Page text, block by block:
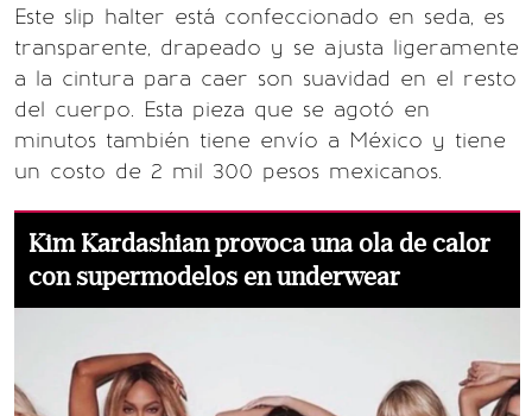
Este slip halter está confeccionado en seda, es
transparente, drapeado y se ajusta ligeramente
a la cintura para caer son suavidad en el resto
del cuerpo. Esta pieza que se agotó en
minutos también tiene envío a México y tiene
un costo de 2 mil 300 pesos mexicanos.
Kim Kardashian provoca una ola de calor
con supermodelos en underwear